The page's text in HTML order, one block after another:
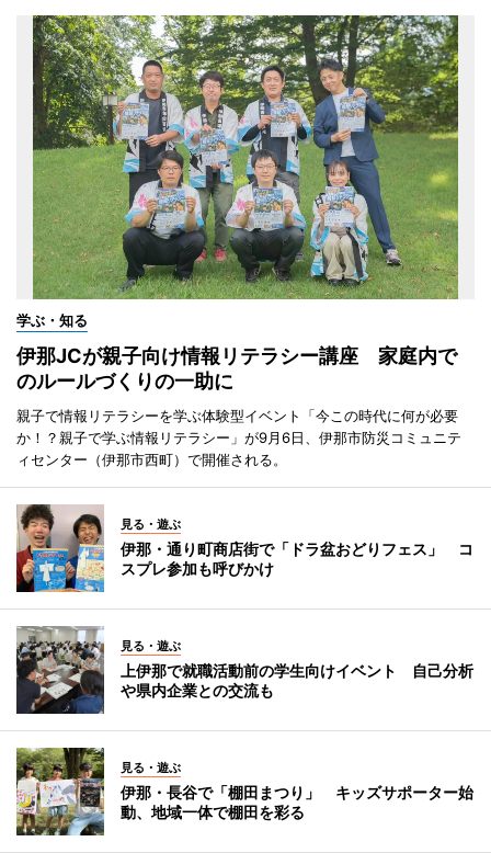
学ぶ・知る
伊那JCが親子向け情報リテラシー講座 家庭内で
のルールづくりの一助に
親子で情報リテラシーを学ぶ体験型イベント「今この時代に何が必要
か！？親子で学ぶ情報リテラシー」が9月6日、伊那市防災コミュニテ
ィセンター（伊那市西町）で開催される。
見る・遊ぶ
伊那・通り町商店街で「ドラ盆おどりフェス」 コ
スプレ参加も呼びかけ
見る・遊ぶ
上伊那で就職活動前の学生向けイベント 自己分析
や県内企業との交流も
見る・遊ぶ
伊那・長谷で「棚田まつり」 キッズサポーター始
動、地域一体で棚田を彩る